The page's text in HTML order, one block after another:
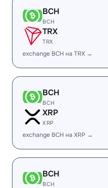
BCH
BCH
TRX
TRX
exchange BCH на TRX →
BCH
BCH
XRP
XRP
exchange BCH на XRP →
BCH
BCH